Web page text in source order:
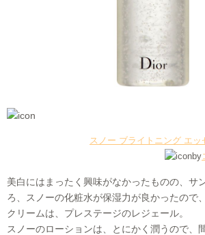
スノー ブライトニング エッ
by
美白にはまったく興味がなかったものの、サ
ろ、スノーの化粧水が保湿力が良かったので
クリームは、プレステージのレジェール。
スノーのローションは、とにかく潤うので、